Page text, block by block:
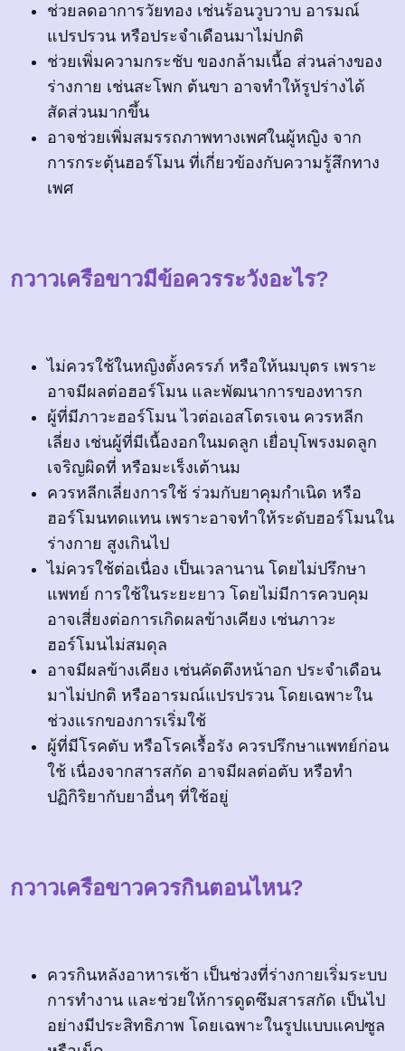
ช่วยลดอาการวัยทอง เช่นร้อนวูบวาบ อารมณ์
แปรปรวน หรือประจำเดือนมาไม่ปกติ
ช่วยเพิ่มความกระชับ ของกล้ามเนื้อ ส่วนล่างของ
ร่างกาย เช่นสะโพก ต้นขา อาจทำให้รูปร่างได้
สัดส่วนมากขึ้น
อาจช่วยเพิ่มสมรรถภาพทางเพศในผู้หญิง จาก
การกระตุ้นฮอร์โมน ที่เกี่ยวข้องกับความรู้สึกทาง
เพศ
กวาวเครือขาวมีข้อควรระวังอะไร?
ไม่ควรใช้ในหญิงตั้งครรภ์ หรือให้นมบุตร เพราะ
อาจมีผลต่อฮอร์โมน และพัฒนาการของทารก
ผู้ที่มีภาวะฮอร์โมน ไวต่อเอสโตรเจน ควรหลีก
เลี่ยง เช่นผู้ที่มีเนื้องอกในมดลูก เยื่อบุโพรงมดลูก
เจริญผิดที่ หรือมะเร็งเต้านม
ควรหลีกเลี่ยงการใช้ ร่วมกับยาคุมกำเนิด หรือ
ฮอร์โมนทดแทน เพราะอาจทำให้ระดับฮอร์โมนใน
ร่างกาย สูงเกินไป
ไม่ควรใช้ต่อเนื่อง เป็นเวลานาน โดยไม่ปรึกษา
แพทย์ การใช้ในระยะยาว โดยไม่มีการควบคุม
อาจเสี่ยงต่อการเกิดผลข้างเคียง เช่นภาวะ
ฮอร์โมนไม่สมดุล
อาจมีผลข้างเคียง เช่นคัดตึงหน้าอก ประจำเดือน
มาไม่ปกติ หรืออารมณ์แปรปรวน โดยเฉพาะใน
ช่วงแรกของการเริ่มใช้
ผู้ที่มีโรคตับ หรือโรคเรื้อรัง ควรปรึกษาแพทย์ก่อน
ใช้ เนื่องจากสารสกัด อาจมีผลต่อตับ หรือทำ
ปฏิกิริยากับยาอื่นๆ ที่ใช้อยู่
กวาวเครือขาวควรกินตอนไหน?
ควรกินหลังอาหารเช้า เป็นช่วงที่ร่างกายเริ่มระบบ
การทำงาน และช่วยให้การดูดซึมสารสกัด เป็นไป
อย่างมีประสิทธิภาพ โดยเฉพาะในรูปแบบแคปซูล